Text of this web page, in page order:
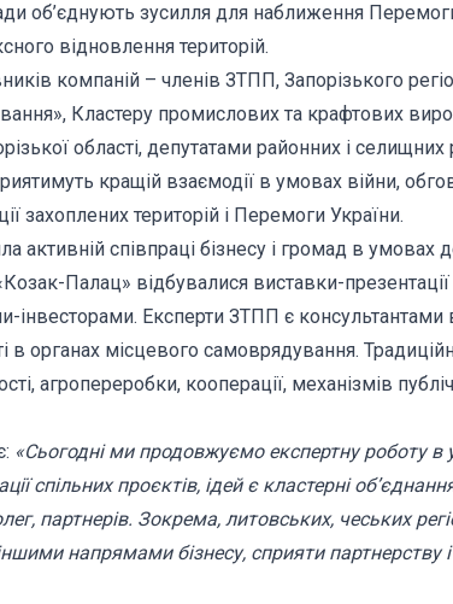
об’єднують зусилля для наближення
відновлення територій.
компаній – членів ЗТПП, Запорізького
Кластеру промислових та крафтових
області, депутатами районних і селищних
кращій взаємодії в умовах війни,
захоплених територій і Перемоги України.
співпраці бізнесу і громад в умовах
Палац» відбувалися виставки-презентації
інвесторами. Експерти ЗТПП є консультантами
органах місцевого самоврядування.
агропереробки, кооперації, механізмів
«Сьогодні ми продовжуємо експертну роботу в
спільних проєктів, ідей є кластерні
партнерів. Зокрема, литовських, чеських
напрямами бізнесу, сприяти партнерству і